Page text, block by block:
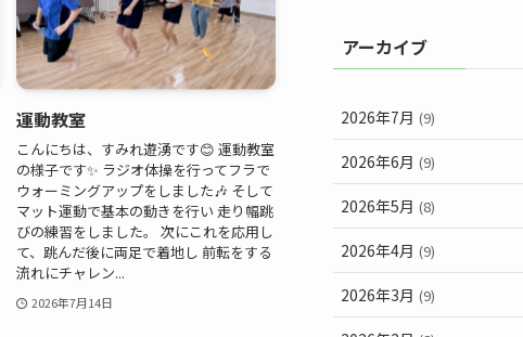
運動教室
こんにちは、すみれ遊湧です😊 運動教室
の様子です✨ ラジオ体操を行ってフラで
ウォーミングアップをしました🎶 そして
マット運動で基本の動きを行い 走り幅跳
びの練習をしました。 次にこれを応用し
て、跳んだ後に両足で着地し 前転をする
流れにチャレン...
2026年7月14日
アーカイブ
2026年7月 (9)
2026年6月 (9)
2026年5月 (8)
2026年4月 (9)
2026年3月 (9)